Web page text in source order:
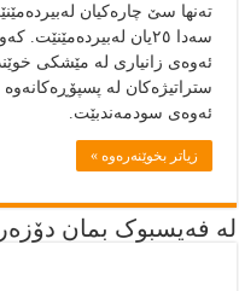
سەدا ٢٥یان
ئەوەی زانیاری لە مێشکی
ستراتیژەکان لە
ئەوەی سودمەندبێت.
زياتر بخوێنەرەوە »
لە فەیسبوک بمان